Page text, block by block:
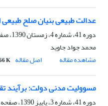
عدالت طبیعی بنیان صلح طبیعی
دوره 41، شماره 4، زمستان 1390، صفحه
محمد جواد جاوید
مشاهده مقاله
اصل مقاله K
مسوولیت مدنی دولت: برآیند
دوره 41، شماره 3، پاییز 1390، صفحه